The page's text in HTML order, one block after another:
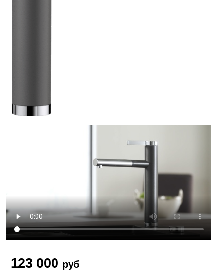
123 000 руб